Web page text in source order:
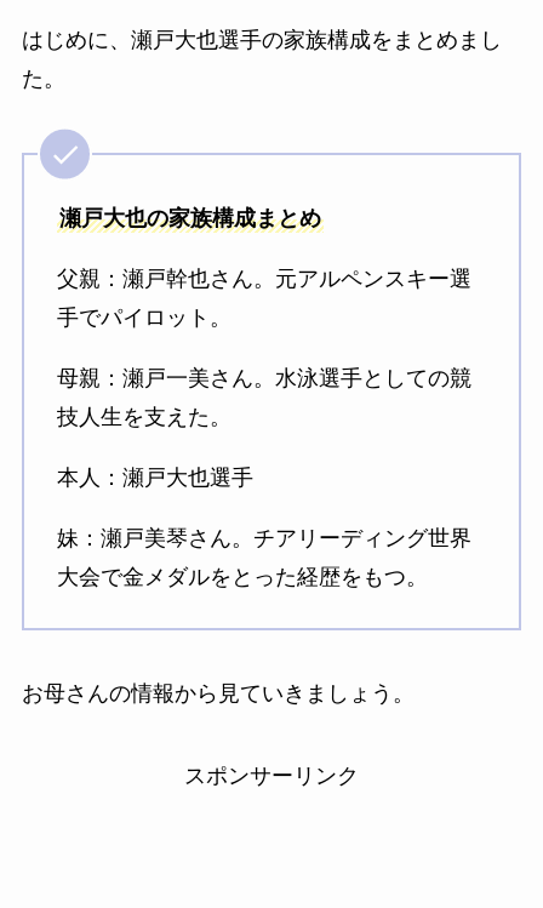
はじめに、瀬戸大也選手の家族構成をまとめまし
た。
瀬戸大也の家族構成まとめ
父親：瀬戸幹也さん。元アルペンスキー選
手でパイロット。
母親：瀬戸一美さん。水泳選手としての競
技人生を支えた。
本人：瀬戸大也選手
妹：瀬戸美琴さん。チアリーディング世界
大会で金メダルをとった経歴をもつ。
お母さんの情報から見ていきましょう。
スポンサーリンク